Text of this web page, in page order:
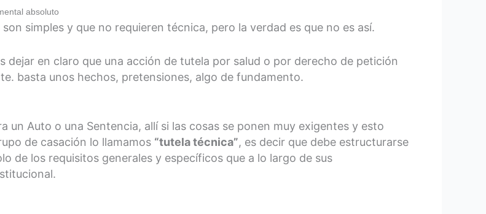
absoluto
simples y que no requieren técnica, pero la verdad es que no es así.
dejar en claro que una acción de tutela por salud o por derecho de petición
basta unos hechos, pretensiones, algo de fundamento.
un Auto o una Sentencia, allí si las cosas se ponen muy exigentes y esto
de casación lo llamamos “tutela técnica”, es decir que debe estructurarse
de los requisitos generales y específicos que a lo largo de sus